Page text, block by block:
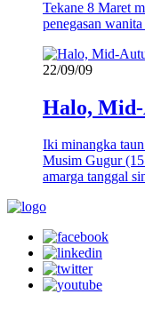
Tekane 8 Maret
penegasan
22/09/09
Halo,
Iki minangka
Musim Gugur
amarga tanggal